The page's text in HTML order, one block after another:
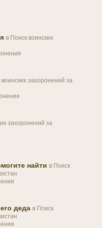
в Поиск воинских
воинских захоронений за
захоронений за
найти в Поиск
деда в Поиск